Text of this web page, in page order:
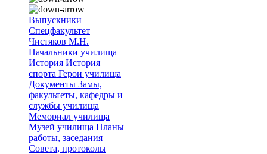
Выпускники
Спецфакультет
Чистяков М.Н.
Начальники училища
История История
спорта Герои училища
Документы Замы,
факультеты, кафедры и
службы училища
Мемориал училища
Музей училища Планы
работы, заседания
Совета, протоколы